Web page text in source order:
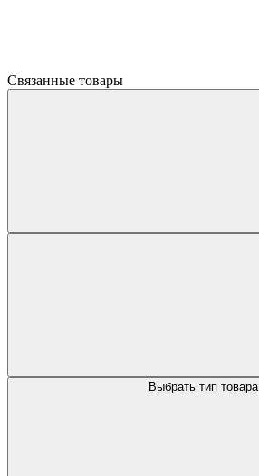
Связанные товары
Выбрать тип товара